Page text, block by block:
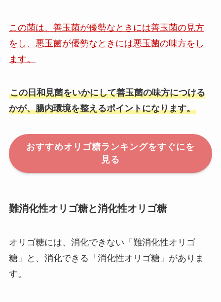
この菌は、善玉菌が優勢なときには善玉菌の見方
をし、悪玉菌が優勢なときには悪玉菌の味方をし
ます。
この日和見菌をいかにして善玉菌の味方につける
かが、腸内環境を整えるポイントになります。
おすすめオリゴ糖ランキングをすぐにを
見る
難消化性オリゴ糖と消化性オリゴ糖
オリゴ糖には、消化できない「難消化性オリゴ
糖」と、消化できる「消化性オリゴ糖」がありま
す。